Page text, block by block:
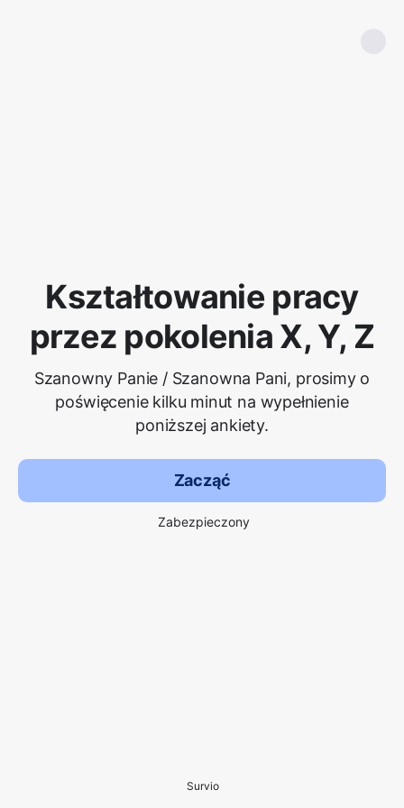
Kształtowanie pracy
przez pokolenia X, Y, Z
Szanowny Panie / Szanowna Pani, prosimy o
poświęcenie kilku minut na wypełnienie
poniższej ankiety.
Zacząć
Zabezpieczony
Survio